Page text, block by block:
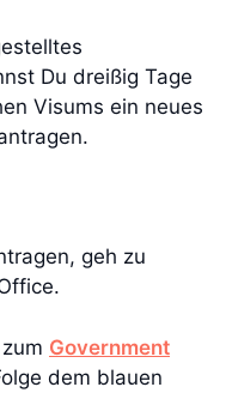
Du dreißig Tage
Visums ein neues
geh zu
Government
dem blauen